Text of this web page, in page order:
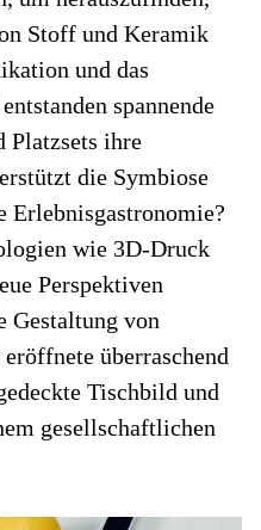
Stoff und Keramik
und das
spannende
Platzsets ihre
die Symbiose
Erlebnisgastronomie?
wie 3D-Druck
Perspektiven
Gestaltung von
überraschend
Tischbild und
gesellschaftlichen